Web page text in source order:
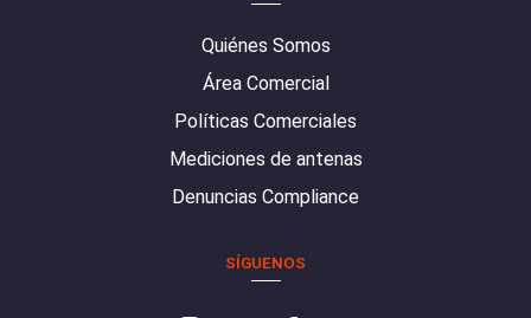
Quiénes Somos
Área Comercial
Políticas Comerciales
Mediciones de antenas
Denuncias Compliance
SÍGUENOS